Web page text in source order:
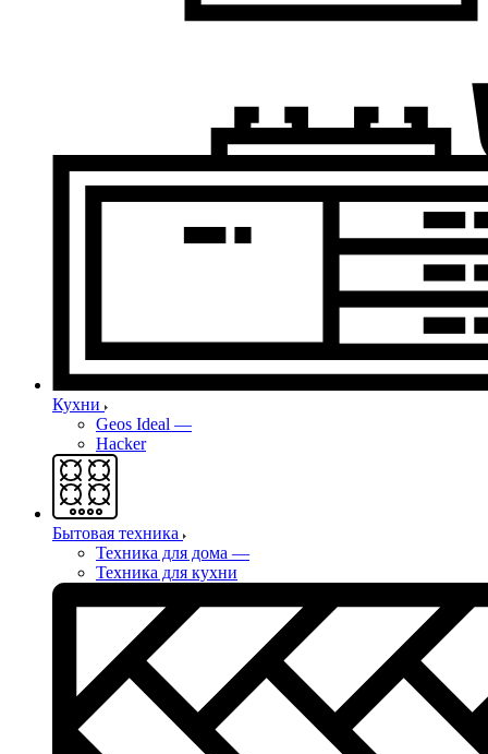
Кухни
Geos Ideal —
Hacker
Бытовая техника
Техника для дома —
Техника для кухни